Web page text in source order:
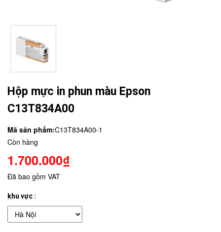
Hộp mực in phun màu Epson
C13T834A00
Mã sản phẩm:C13T834A00-1
Còn hàng
1.700.000₫
Đã bao gồm VAT
khu vực :